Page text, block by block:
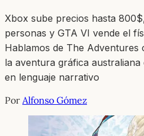
Xbox sube precios hasta
personas y GTA VI vende el
Hablamos de The Adventures
la aventura gráfica
en lenguaje narrativo
Por Alfonso Gómez